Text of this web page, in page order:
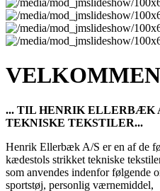
VELKOMMEN
... TIL HENRIK ELLERBÆK
TEKNISKE TEKSTILER...
Henrik Ellerbæk A/S er en af de
kædestols strikket tekniske
som anvendes indenfor følgende
sportstøj, personlig værnemiddel,